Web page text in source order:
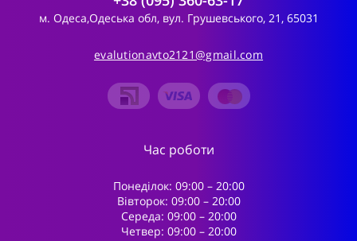
м. Одеса,Одеська обл, вул. Грушевського, 21, 65031
evalutionavto2121@gmail.com
Час роботи
Понеділок: 09:00 – 20:00
Вівторок: 09:00 – 20:00
Середа: 09:00 – 20:00
Четвер: 09:00 – 20:00